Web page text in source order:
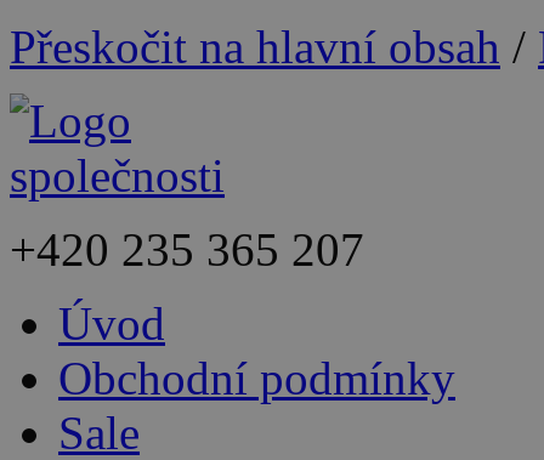
Přeskočit na hlavní obsah /
+420 235 365 207
Úvod
Obchodní podmínky
Sale